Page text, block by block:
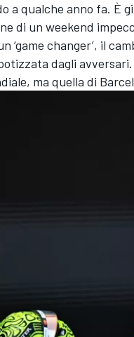
a qualche anno fa. È
di un weekend
‘game changer’, il
dagli
ma quella di